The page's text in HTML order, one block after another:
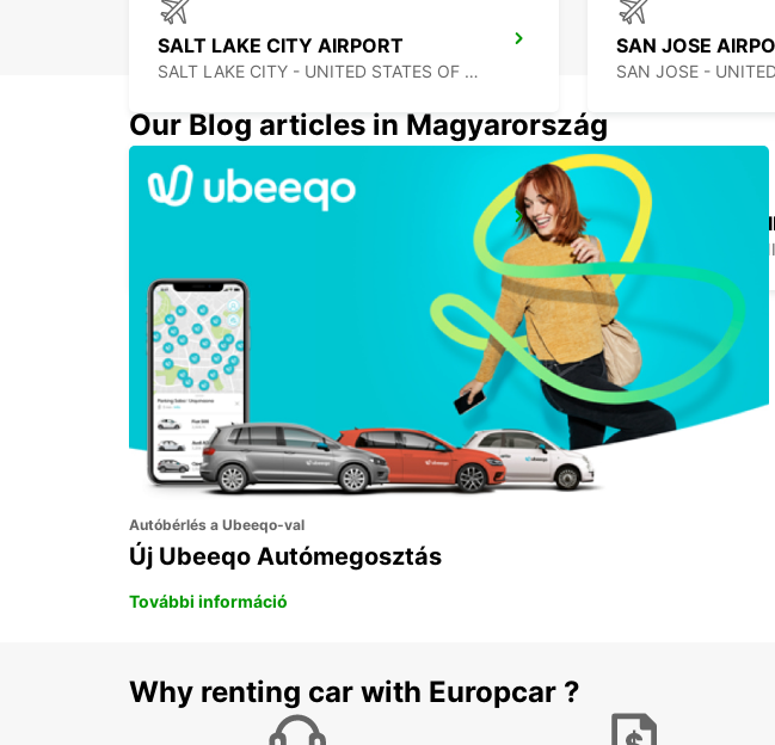
SALT LAKE CITY AIRPORT
SALT LAKE CITY - UNITED STATES OF AMERICA
SAN JOSE
BURBANK - UNITED STATES OF AMERICA
LOS ANGELES
Our Blog articles in Magyarország
Autóbérlés a Ubeeqo-val
Új Ubeeqo Autómegosztás
További információ
Why renting car with Europcar ?